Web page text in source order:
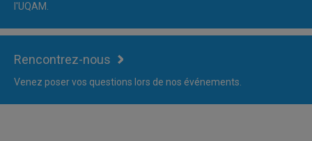
l'UQAM.
Rencontrez-nous
Venez poser vos questions lors de nos événements.